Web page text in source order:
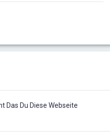
Das Du Diese Webseite